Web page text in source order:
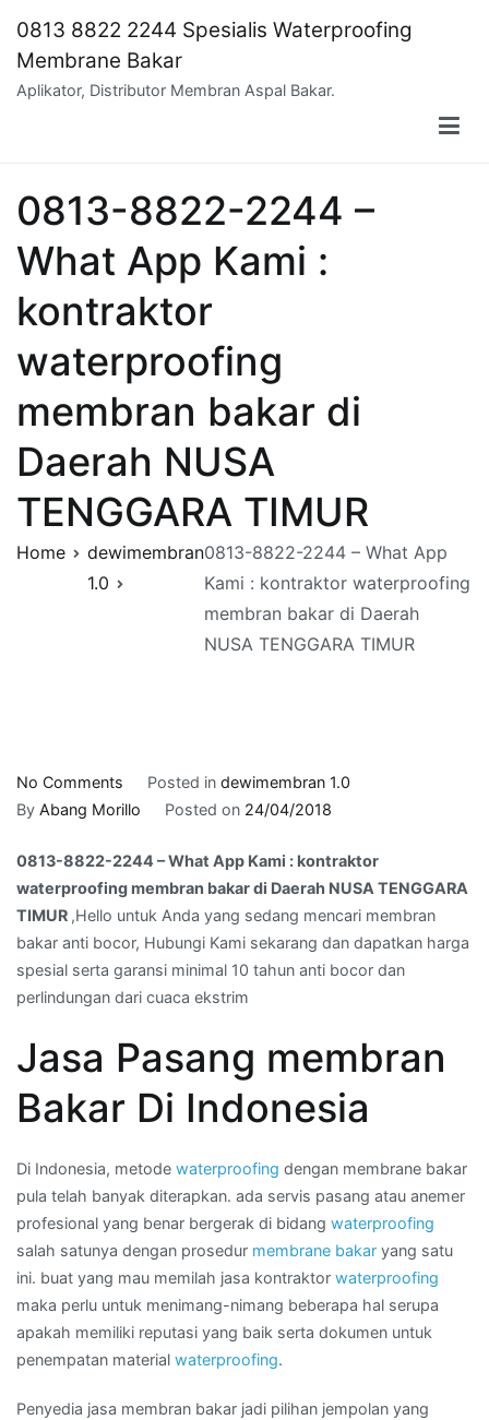
content
0813 8822 2244 Spesialis Waterproofing
Membrane Bakar
Aplikator, Distributor Membran Aspal Bakar.
0813-8822-2244 –
What App Kami :
kontraktor
waterproofing
membran bakar di
Daerah NUSA
TENGGARA TIMUR
Home
dewimembran
1.0
0813-8822-2244 – What App
Kami : kontraktor waterproofing
membran bakar di Daerah
NUSA TENGGARA TIMUR
No Comments
0813-
2244
–
What
App
Kami
:
waterproofing
bakar
Daerah
NUSA
TENGGARA
TIMUR
Posted in dewimembran 1.0
By Abang Morillo Posted on 24/04/2018
0813-8822-2244 – What App Kami : kontraktor
waterproofing membran bakar di Daerah NUSA TENGGARA
TIMUR ,Hello untuk Anda yang sedang mencari membran
bakar anti bocor, Hubungi Kami sekarang dan dapatkan harga
spesial serta garansi minimal 10 tahun anti bocor dan
perlindungan dari cuaca ekstrim
Jasa Pasang membran
Bakar Di Indonesia
Di Indonesia, metode waterproofing dengan membrane bakar
pula telah banyak diterapkan. ada servis pasang atau anemer
profesional yang benar bergerak di bidang waterproofing
salah satunya dengan prosedur membrane bakar yang satu
ini. buat yang mau memilah jasa kontraktor waterproofing
maka perlu untuk menimang-nimang beberapa hal serupa
apakah memiliki reputasi yang baik serta dokumen untuk
penempatan material waterproofing.
Penyedia jasa membran bakar jadi pilihan jempolan yang